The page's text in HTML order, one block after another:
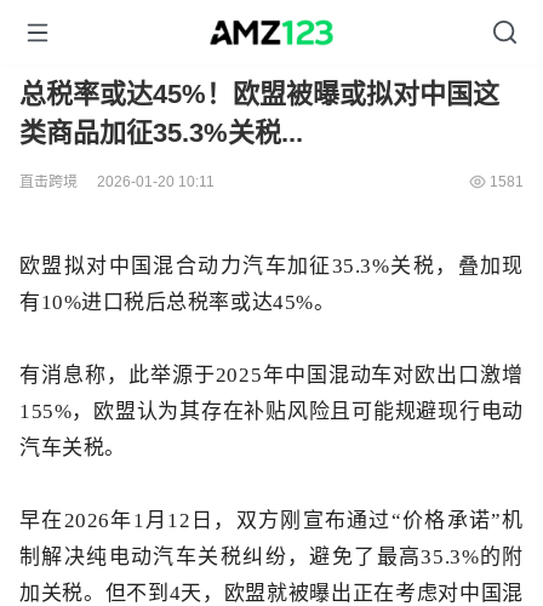
总税率或达45%！欧盟被曝或拟对中国这
类商品加征35.3%关税...
直击跨境 2026-01-20 10:11 1581
欧盟拟对中国混合动力汽车加征35.3%关税，叠加现
有10%进口税后总税率或达45%。
有消息称，此举源于2025年中国混动车对欧出口激增
155%，欧盟认为其存在补贴风险且可能规避现行电动
汽车关税。
早在2026年1月12日，双方刚宣布通过“价格承诺”机
制解决纯电动汽车关税纠纷，避免了最高35.3%的附
加关税。但不到4天，欧盟就被曝出正在考虑对中国混